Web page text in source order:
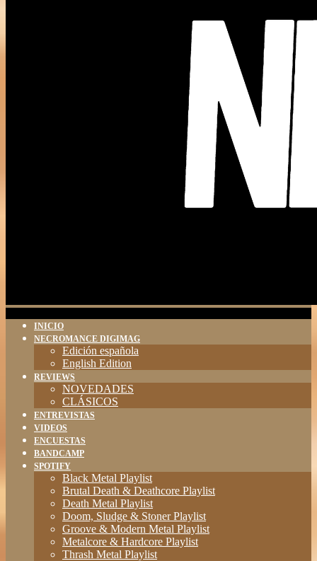
INICIO
NECROMANCE DIGIMAG
Edición española
English Edition
REVIEWS
NOVEDADES
CLÁSICOS
ENTREVISTAS
VIDEOS
ENCUESTAS
BANDCAMP
SPOTIFY
Black Metal Playlist
Brutal Death & Deathcore Playlist
Death Metal Playlist
Doom, Sludge & Stoner Playlist
Groove & Modern Metal Playlist
Metalcore & Hardcore Playlist
Thrash Metal Playlist